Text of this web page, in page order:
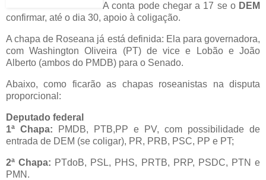
A conta pode chegar a 17 se o DEM
confirmar, até o dia 30, apoio à coligação.
A chapa de Roseana já está definida: Ela para governadora,
com Washington Oliveira (PT) de vice e Lobão e João
Alberto (ambos do PMDB) para o Senado.
Abaixo, como ficarão as chapas roseanistas na disputa
proporcional:
Deputado federal
1ª Chapa:
PMDB, PTB,PP e PV, com possibilidade de
entrada de DEM (se coligar), PR, PRB, PSC, PP e PT;
2ª Chapa: PTdoB, PSL, PHS, PRTB, PRP, PSDC, PTN e
PMN.